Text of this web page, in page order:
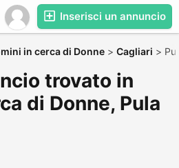
Inserisci un annuncio
in cerca di Donne > Cagliari >
trovato in
di Donne, Pula